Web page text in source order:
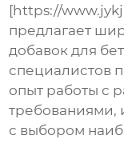
[https://
предлагает
добавок для
специалистов
опыт работы с
требованиями,
с выбором